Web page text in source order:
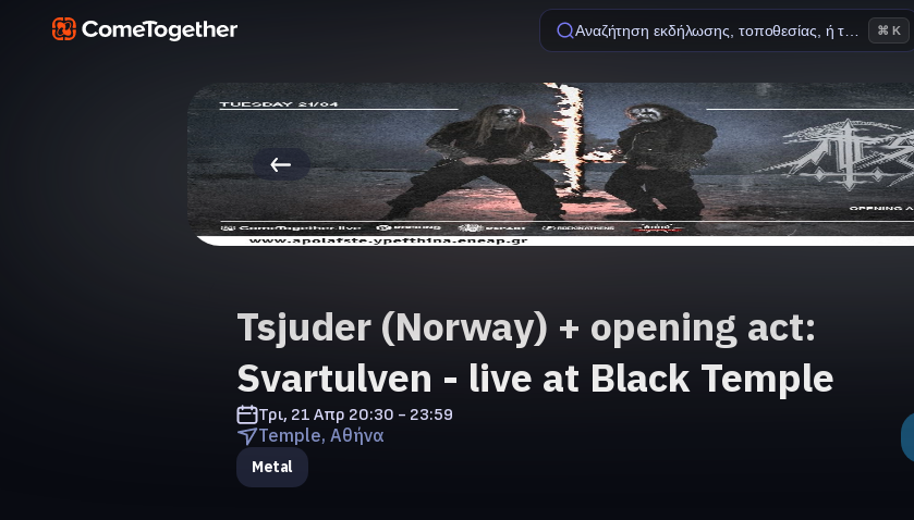
Αναζήτηση εκδήλωσης, τοποθεσίας, ή ταινίας⌘ K
Tsjuder (Norway) + opening act:
Svartulven - live at Black Temple
Τρι, 21 Απρ 20:30 - 23:59
Temple, Αθήνα
Metal